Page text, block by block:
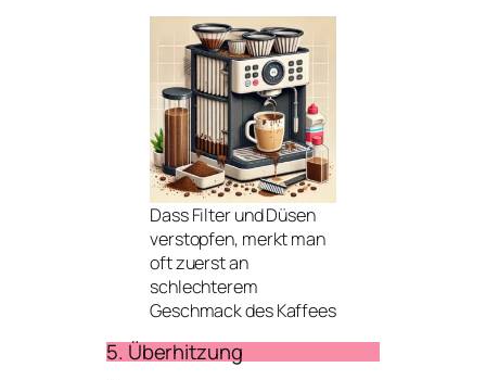
Dass Filter und Düsen
verstopfen, merkt man
oft zuerst an
schlechterem
Geschmack des Kaffees
5. Überhitzung